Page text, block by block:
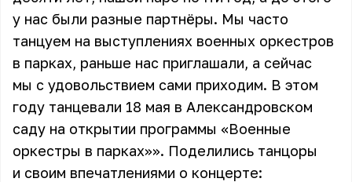
у нас были разные партнёры. Мы часто
танцуем на выступлениях военных оркестров
в парках, раньше нас приглашали, а сейчас
мы с удовольствием сами приходим. В этом
году танцевали 18 мая в Александровском
саду на открытии программы «Военные
оркестры в парках»». Поделились танцоры
и своим впечатлениями о концерте: